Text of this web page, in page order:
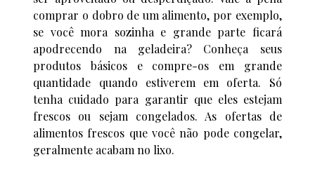
comprar o dobro de um alimento, por exemplo,
se você mora sozinha e grande parte ficará
apodrecendo na geladeira? Conheça seus
produtos básicos e compre-os em grande
quantidade quando estiverem em oferta. Só
tenha cuidado para garantir que eles estejam
frescos ou sejam congelados. As ofertas de
alimentos frescos que você não pode congelar,
geralmente acabam no lixo.